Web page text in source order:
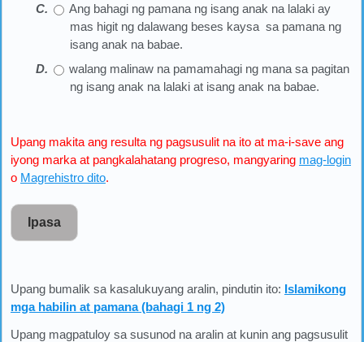
Ang bahagi ng pamana ng isang anak na lalaki ay
mas higit ng dalawang beses kaysa sa pamana ng
isang anak na babae.
walang malinaw na pamamahagi ng mana sa pagitan
ng isang anak na lalaki at isang anak na babae.
Upang makita ang resulta ng pagsusulit na ito at ma-i-save ang
iyong marka at pangkalahatang progreso, mangyaring mag-login
o Magrehistro dito.
Ipasa
Upang bumalik sa kasalukuyang aralin, pindutin ito: Islamikong
mga habilin at pamana (bahagi 1 ng 2)
Upang magpatuloy sa susunod na aralin at kunin ang pagsusulit